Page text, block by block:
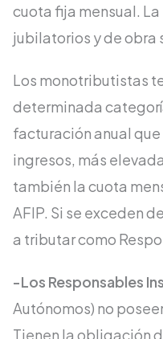
cuota fija mensual.
jubilatorios y de obra
Los monotributistas
determinada
facturación anual
ingresos, más
también la cuota
AFIP. Si se exceden
a tributar como
-Los Responsables
Autónomos) no
Tienen la obligación